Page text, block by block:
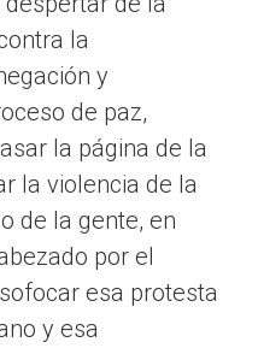
la
y
de paz,
la página de la
la violencia de la
de la gente, en
por el
esa protesta
y esa